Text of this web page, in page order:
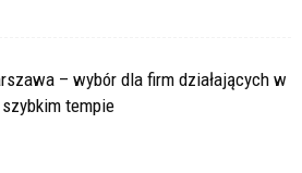
– wybór dla firm działających w
szybkim tempie